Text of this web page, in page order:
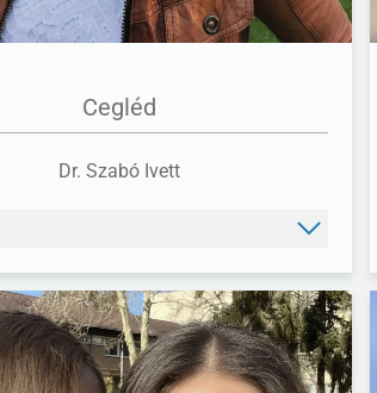
Cegléd
Dr. Szabó Ivett